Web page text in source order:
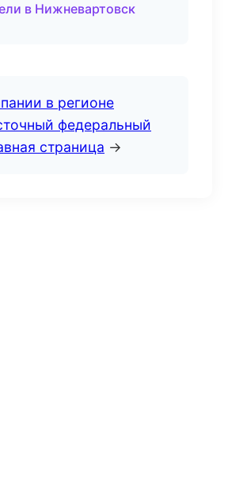
в Нижневартовск
в регионе
федеральный
страница →